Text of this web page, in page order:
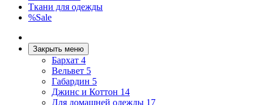
Ткани для одежды
%Sale
Закрыть меню
Бархат 4
Вельвет 5
Габардин 5
Джинс и Коттон 14
Для домашней одежды 17